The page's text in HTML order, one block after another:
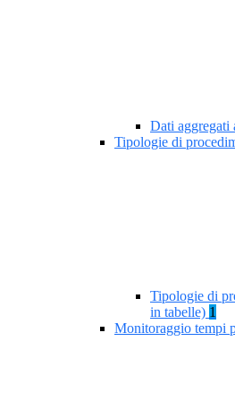
Dati aggregati
Tipologie di
Tipologie di
in tabelle) 1
Monitoraggio tempi